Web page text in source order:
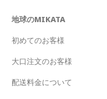
地球のMIKATA
初めてのお客様
大口注文のお客様
配送料金について